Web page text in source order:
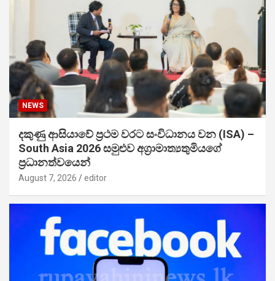
NEWS
දකුණු ආසියාවේ ප්‍රථම වරට සංවිධානය වන (ISA) –
South Asia 2026 සමුළුව අග්‍රාමාත්‍යතුමියගේ
ප්‍රධානත්වයෙන්
August 7, 2026 editor